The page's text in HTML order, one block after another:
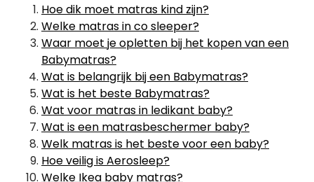
Hoe dik moet matras kind zijn?
Welke matras in co sleeper?
Waar moet je opletten bij het kopen van een
Babymatras?
Wat is belangrijk bij een Babymatras?
Wat is het beste Babymatras?
Wat voor matras in ledikant baby?
Wat is een matrasbeschermer baby?
Welk matras is het beste voor een baby?
Hoe veilig is Aerosleep?
Welke Ikea baby matras?